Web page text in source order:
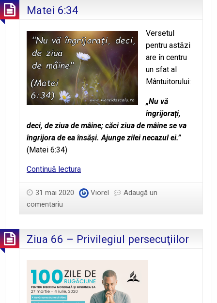
Matei 6:34
Versetul
pentru astăzi
are în centru
un sfat al
Mântuitorului:
„Nu vă
îngrijoraţi,
deci, de ziua de mâine; căci ziua de mâine se va
îngrijora de ea însăşi. Ajunge zilei necazul ei.”
(Matei 6:34)
Continuă lecturaMatei
31 mai 2020 Viorel
Adaugă un
comentariu
Ziua 66 – Privilegiul persecuţiilor